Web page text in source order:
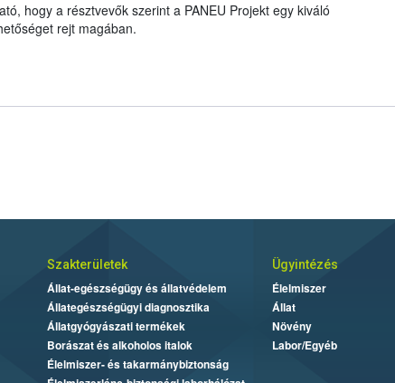
hogy a résztvevők szerint a PANEU Projekt egy kiváló
rejt magában.
Szakterületek
Állat-egészségügy és állatvédelem
Állategészségügyi diagnosztika
Állatgyógyászati termékek
Borászat és alkoholos italok
Élelmiszer- és takarmánybiztonság
Ügyintézés
Élelmiszer
Állat
Növény
Labor/Egyéb